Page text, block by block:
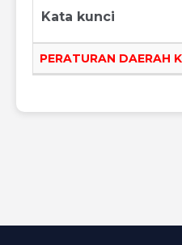
Kata kunci
PERATURAN DAERAH